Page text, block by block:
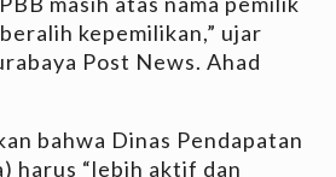
kepemilikan,” ujar
Post News. Ahad
bahwa Dinas Pendapatan
harus “lebih aktif dan